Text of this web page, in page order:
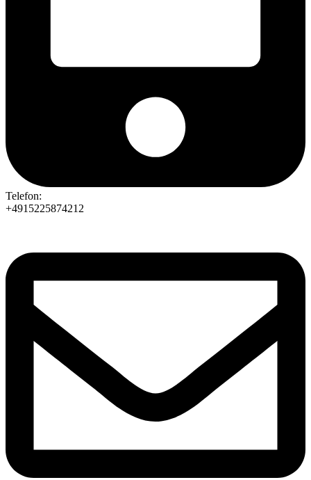
Telefon:
+4915225874212